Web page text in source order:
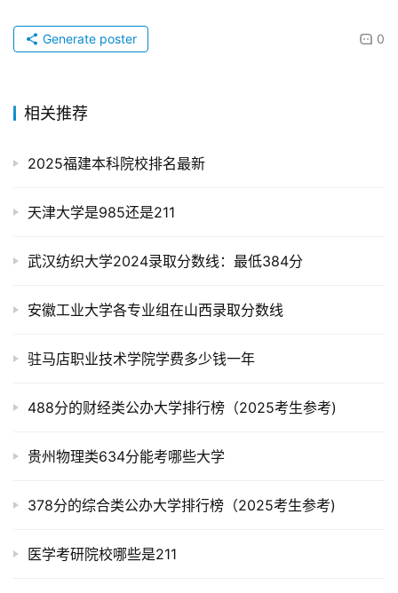
0
Generate poster
相关推荐
2025福建本科院校排名最新
天津大学是985还是211
武汉纺织大学2024录取分数线：最低384分
安徽工业大学各专业组在山西录取分数线
驻马店职业技术学院学费多少钱一年
488分的财经类公办大学排行榜（2025考生参考)
贵州物理类634分能考哪些大学
378分的综合类公办大学排行榜（2025考生参考)
医学考研院校哪些是211